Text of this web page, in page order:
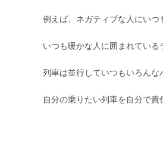
例えば、ネガティブな人にい
いつも暖かな人に囲まれている
列車は並行していつもいろん
自分の乗りたい列車を自分で責